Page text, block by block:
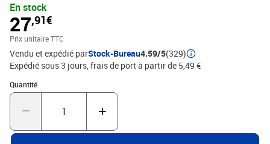
dessous du noyau en ferrite est laqué pour protéger les surfaces
utilisées pour la fixation , -Idéal : pour le bureau ou pour les
usages représentatifs , -Résistant : coiffe en matière plastique
incassable , -Production écologique dans les usines locales , -
Varié : un grand choix de coloris, de formes et de dimensions , -
Pratique : livrés par 20 pièces sur une platine métallique avec
perforation standard pour libre-service , Résistance = 1,0 kg,
Dimensions = 53 x 18 x 10 mm, Pce/UV = 20 pces
En stock
27,91€
Prix unitaire TTC
Vendu et expédié parStock-Bureau4.59/5(329)
Expédié sous 3 jours, frais de port à partir de 5,49 €
Quantité
Quantité : 1